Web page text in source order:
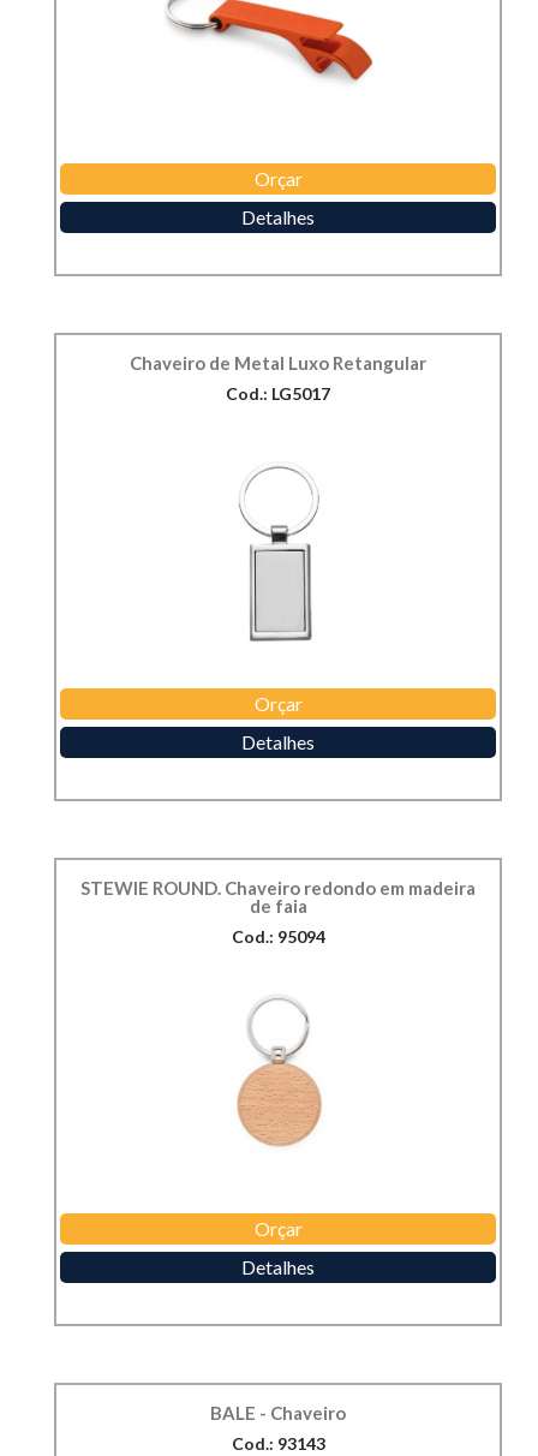
Orçar
Detalhes
Chaveiro de Metal Luxo Retangular
Cod.: LG5017
Orçar
Detalhes
STEWIE ROUND. Chaveiro redondo em madeira
de faia
Cod.: 95094
Orçar
Detalhes
BALE - Chaveiro
Cod.: 93143